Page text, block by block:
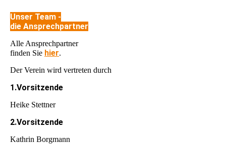
Unser Team -
die Ansprechpartner
Alle Ansprechpartner
finden Sie hier.
Der Verein wird vertreten durch
1.Vorsitzende
Heike Stettner
2.Vorsitzende
Kathrin Borgmann